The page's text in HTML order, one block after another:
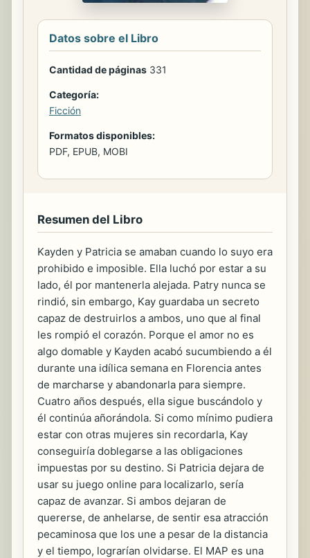
Datos sobre el Libro
Cantidad de páginas 331
Categoría:
Ficción
Formatos disponibles:
PDF, EPUB, MOBI
Resumen del Libro
Kayden y Patricia se amaban cuando lo suyo era
prohibido e imposible. Ella luchó por estar a su
lado, él por mantenerla alejada. Patry nunca se
rindió, sin embargo, Kay guardaba un secreto
capaz de destruirlos a ambos, uno que al final
les rompió el corazón. Porque el amor no es
algo domable y Kayden acabó sucumbiendo a él
durante una idílica semana en Florencia antes
de marcharse y abandonarla para siempre.
Cuatro años después, ella sigue buscándolo y
él continúa añorándola. Si como mínimo pudiera
estar con otras mujeres sin recordarla, Kay
conseguiría doblegarse a las obligaciones
impuestas por su destino. Si Patricia dejara de
usar su juego online para localizarlo, sería
capaz de avanzar. Si ambos dejaran de
quererse, de anhelarse, de sentir esa atracción
pecaminosa que los une a pesar de la distancia
y el tiempo, lograrían olvidarse. El MAP es una